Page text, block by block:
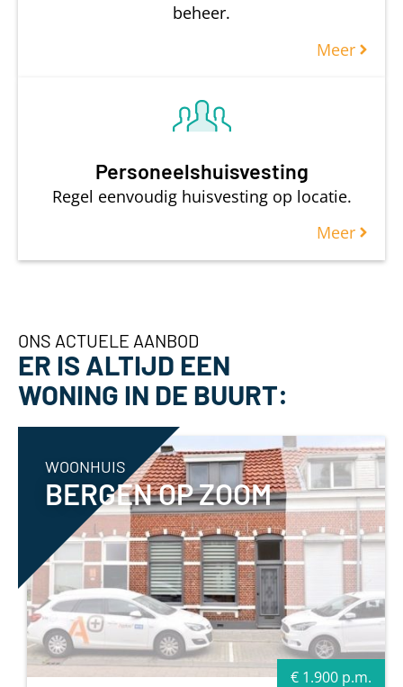
beheer.
Meer
Personeelshuisvesting
Regel eenvoudig huisvesting op locatie.
Meer
ONS ACTUELE AANBOD
ER IS ALTIJD EEN
WONING IN DE BUURT:
WOONHUIS
BERGEN OP ZOOM
€ 1.900 p.m.